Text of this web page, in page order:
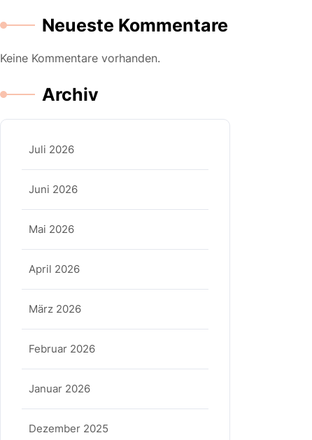
Neueste Kommentare
Keine Kommentare vorhanden.
Archiv
Juli 2026
Juni 2026
Mai 2026
April 2026
März 2026
Februar 2026
Januar 2026
Dezember 2025